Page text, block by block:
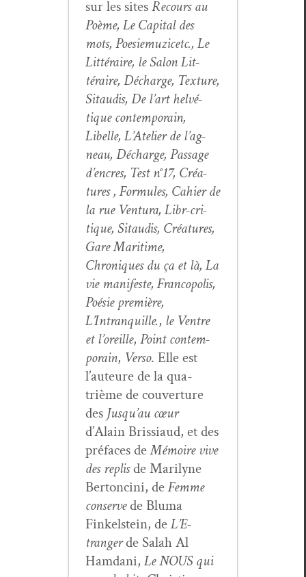
sur les sitesRecours au
Poème, Le Cap­i­tal des
mots, Poe­siemuz­icetc., Le
Lit­téraire, le Salon Lit­
téraire, Décharge, Tex­ture,
Sitaud­is, De l’art helvé­
tique con­tem­po­rain,
Libelle, L’Atelier de l’ag­
neau, Décharge, Pas­sage
d’en­cres, Test n°17, Créa­
tures , For­mules, Cahi­er de
la rue Ven­tu­ra, Libr-cri­
tique, Sitaud­is, Créa­tures,
Gare Mar­itime,
Chroniques du ça et là, La
vie man­i­feste, Fran­copo­lis,
Poésie pre­mière,
L’Intranquille., le Ven­tre
et l’or­eille, Point con­tem­
po­rain, Ver­so. Elle est
l’auteure de la qua­
trième de cou­ver­ture
des Jusqu’au cœur
d’Alain Bris­si­aud, et des
pré­faces deMémoire vive
des replisde Mar­i­lyne
Bertonci­ni, deFemme
con­servede Bluma
Finkel­stein, deL’E­
trangerde Salah Al
Ham­dani, Le NOUS qui